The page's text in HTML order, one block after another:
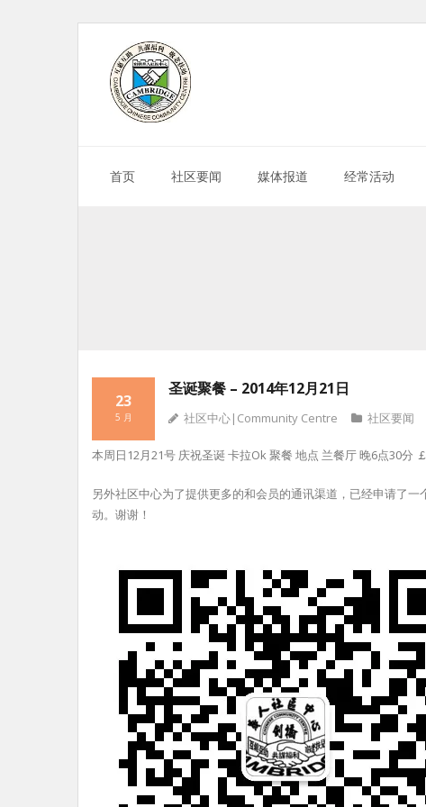
content
首页 社区要闻 媒体报道 经常活动
圣诞聚餐 – 2014年12月21日
23
5 月 社区中心|Community Centre 社区要闻
本周日12月21号 庆祝圣诞 卡拉Ok 聚餐 地点 兰餐厅 晚6点30分
另外社区中心为了提供更多的和会员的通讯渠道，已经申请了
动。谢谢！